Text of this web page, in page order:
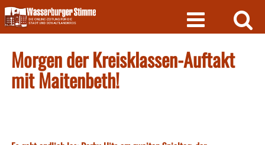
Skip
to
content
Morgen der Kreisklassen-Auftakt
mit Maitenbeth!